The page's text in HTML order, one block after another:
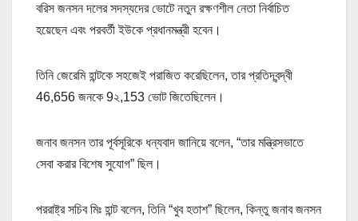
বরিস জনসন দলের সদস্যদের ভোটে নতুন রক্ষণশীল নেতা নির্বাচিত
হয়েছেন এবং পরবর্তী ইউকে প্রধানমন্ত্রী হবেন।
তিনি জেরেমি হান্টকে সহজেই পরাজিত করেছিলেন, তার প্রতিদ্বন্দ্বী
46,656 জনকে 9২,153 ভোট জিতেছিলেন।
জনাব জনসন তার পূর্বসূরিকে ধন্যবাদ জানিয়ে বলেন, “তার মন্ত্রিসভাতে
সেবা করার বিশেষ সুযোগ” ছিল।
পররাষ্ট্র সচিব মিঃ হান্ট বলেন, তিনি “খুব হতাশ” ছিলেন, কিন্তু জনাব জনসন